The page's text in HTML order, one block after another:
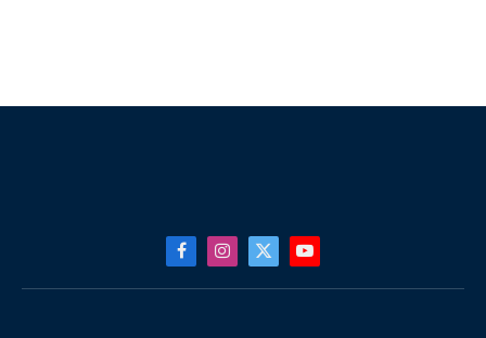
FacebookInstagram
X
YouTube